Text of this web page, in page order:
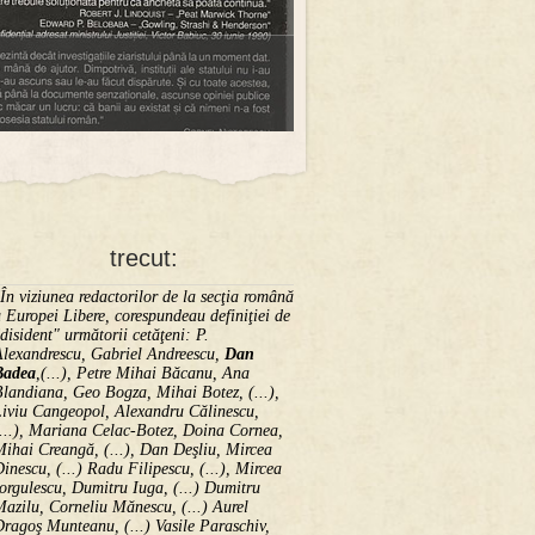
trecut:
viziunea redactorilor de la secţia română
Europei Libere, corespundeau definiţiei de
următorii ce­tă­ţeni: P.
Gabriel Andreescu, Dan
,(...), Petre Mihai Băcanu, Ana
Geo Bogza, Mihai Botez, (...),
Cangeopol, Alexandru Călinescu,
Mariana Celac-Botez, Doina Cornea,
Creangă, (...), Dan Deşliu, Mircea
(...) Radu Filipescu, (...), Mircea
Dumitru Iuga, (...) Dumitru
Corneliu Mănescu, (...) Aurel
Munteanu, (...) Vasile Paraschiv,